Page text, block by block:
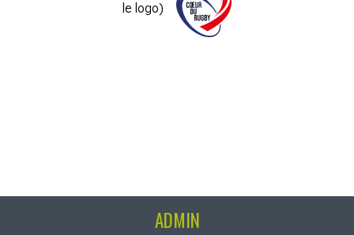
le logo)
ADMIN